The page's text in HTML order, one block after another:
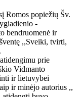
Romos popiežių Šv.
-
bendruomenė ir
,,Sveiki, tvirti,
prie
Vidmanto
ir lietuvybei
ir minėjo autorius ,,